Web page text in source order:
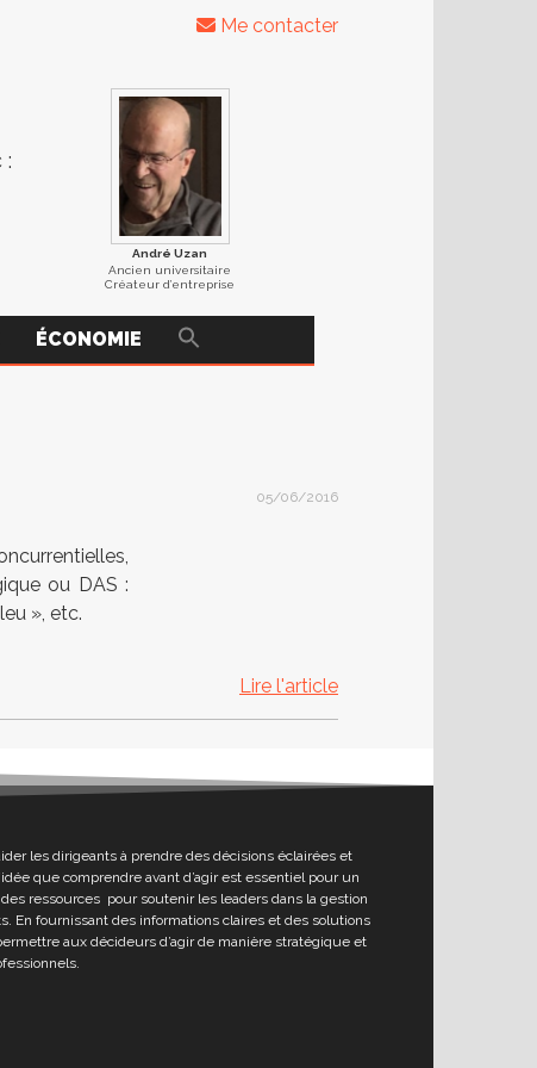
Me contacter
:
André Uzan
Ancien universitaire
Créateur d’entreprise
ÉCONOMIE
05/06/2016
ou DAS :
», etc.
Lire l'article
les dirigeants à prendre des décisions éclairées et
que comprendre avant d’agir est essentiel pour un
ressources pour soutenir les leaders dans la gestion
En fournissant des informations claires et des solutions
aux décideurs d’agir de manière stratégique et